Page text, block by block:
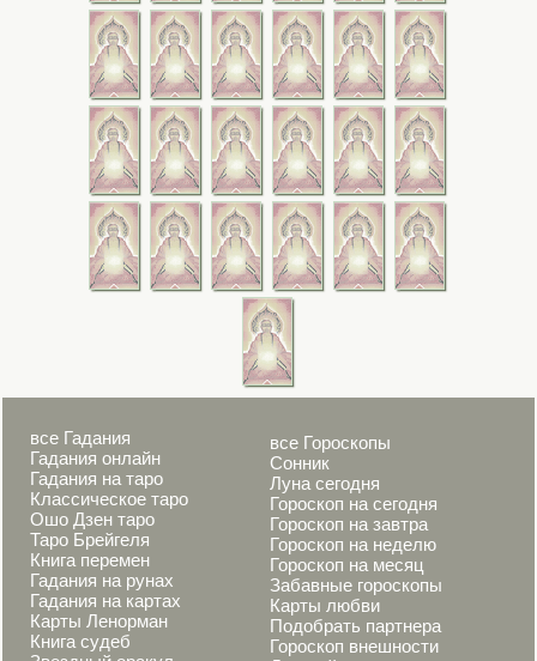
все Гадания
Гадания онлайн
Гадания на таро
Классическое таро
Ошо Дзен таро
Таро Брейгеля
Книга перемен
Гадания на рунах
Гадания на картах
Карты Ленорман
Книга судеб
все Гороскопы
Сонник
Луна сегодня
Гороскоп на сегодня
Гороскоп на завтра
Гороскоп на неделю
Гороскоп на месяц
Забавные гороскопы
Карты любви
Подобрать партнера
Гороскоп внешности